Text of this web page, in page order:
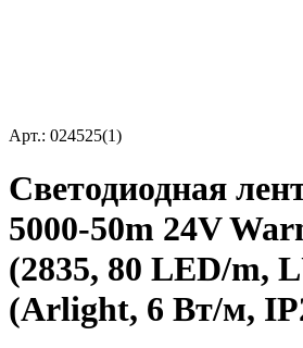
Арт.: 024525(1)
Светодиодная
5000-50m 24V
(2835, 80 LED/m,
(Arlight, 6 Вт/м,